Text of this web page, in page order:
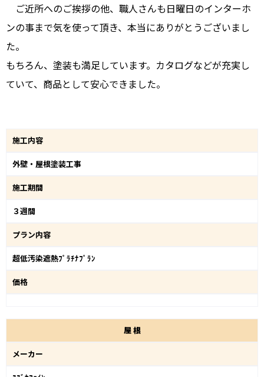
ご近所へのご挨拶の他、職人さんも日曜日のインターホ
ンの事まで気を使って頂き、本当にありがとうございまし
た。
もちろん、塗装も満足しています。カタログなどが充実し
ていて、商品として安心できました。
施工内容
外壁・屋根塗装工事
施工期間
３週間
プラン内容
超低汚染遮熱ﾌﾟﾗﾁﾅﾌﾟﾗﾝ
価格
屋根
メーカー